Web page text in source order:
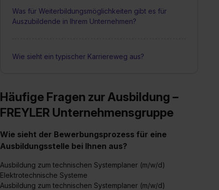
Was für Weiterbildungsmöglichkeiten gibt es für
Auszubildende in Ihrem Unternehmen?
Wie sieht ein typischer Karriereweg aus?
Häufige Fragen zur Ausbildung –
FREYLER Unternehmensgruppe
Wie sieht der Bewerbungsprozess für eine
Ausbildungsstelle bei Ihnen aus?
Ausbildung zum technischen Systemplaner (m/w/d)
Elektrotechnische Systeme
Ausbildung zum technischen Systemplaner (m/w/d)